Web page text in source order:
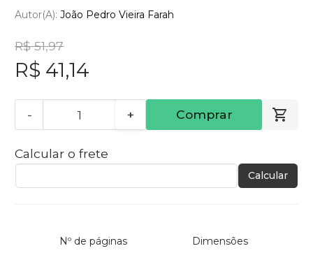
Autor(a): João Pedro Vieira Farah
R$ 51,97
R$ 41,14
- + Comprar
Calcular o frete
Calcular
Nº de páginas Dimensões